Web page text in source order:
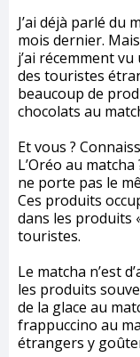
J’ai déjà parlé du
mois dernier.
j’ai récemment
des touristes
beaucoup de
chocolats au
Et vous ?
L’Oréo au
ne porte pas le
Ces produits
dans les produits
touristes.
Le matcha n’est
les produits
de la glace au
frappuccino au
étrangers y